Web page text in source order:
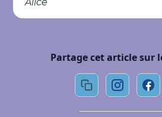
Partage cet article sur